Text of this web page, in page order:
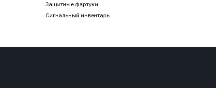
Защитные фартуки
Сигнальный инвентарь